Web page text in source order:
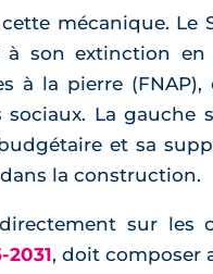
mécanique.
son extinction
à la pierre
La gauche
et sa
la construction.
sur les
, doit composer